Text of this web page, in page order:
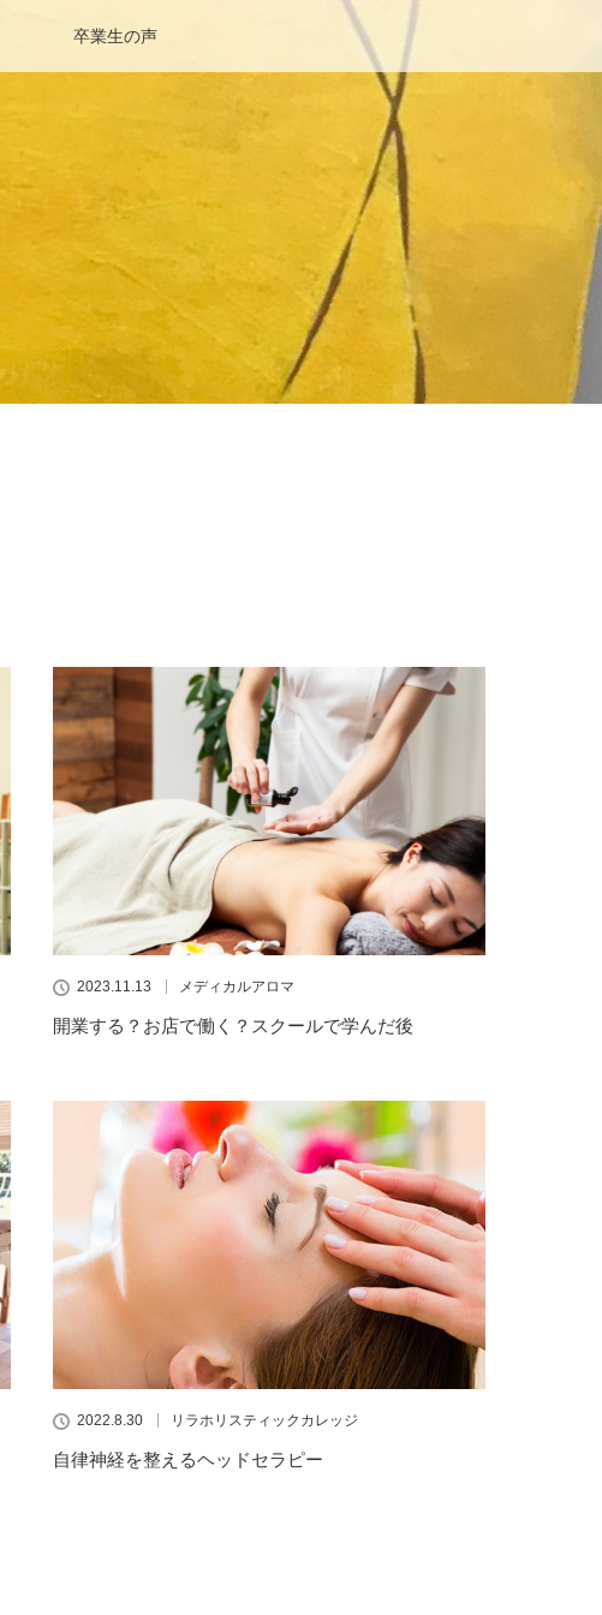
卒業生の声
2023.11.13 メディカルアロマ
開業する？お店で働く？スクールで学んだ後
2022.8.30 リラホリスティックカレッジ
自律神経を整えるヘッドセラピー